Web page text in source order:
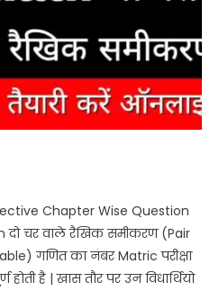
Chapter Wise Question
दो चर वाले रैखिक समीकरण (Pair
गणित का नंबर Matric परीक्षा
है | खास तौर पर उन विधार्थियो